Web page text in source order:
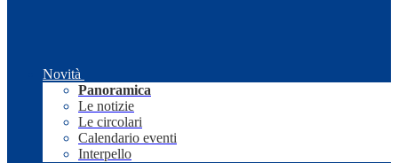
Novità
Panoramica
Le notizie
Le circolari
Calendario eventi
Interpello